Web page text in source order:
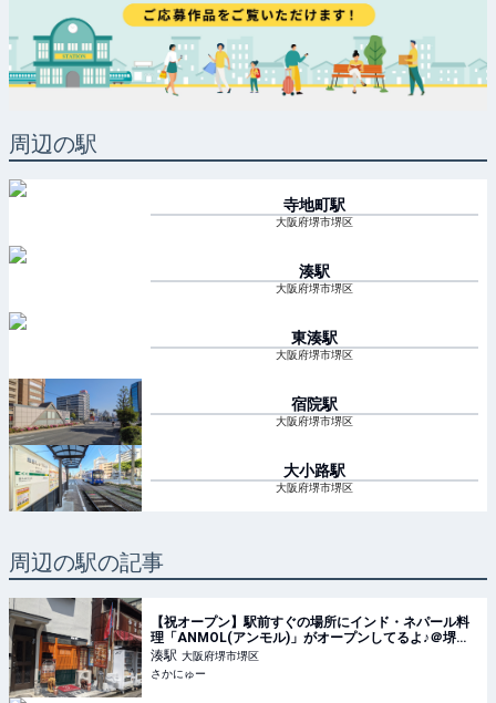
周辺の駅
寺地町駅
大阪府堺市堺区
湊駅
大阪府堺市堺区
東湊駅
大阪府堺市堺区
宿院駅
大阪府堺市堺区
大小路駅
大阪府堺市堺区
周辺の駅の記事
【祝オープン】駅前すぐの場所にインド・ネパール料
理「ANMOL(アンモル)」がオープンしてるよ♪＠堺市
堺区出島
湊駅 大阪府堺市堺区
さかにゅー